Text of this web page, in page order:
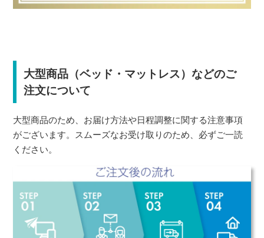
大型商品（ベッド・マットレス）などのご
注文について
大型商品のため、お届け方法や日程調整に関する注意事項
がございます。スムーズなお受け取りのため、必ずご一読
ください。